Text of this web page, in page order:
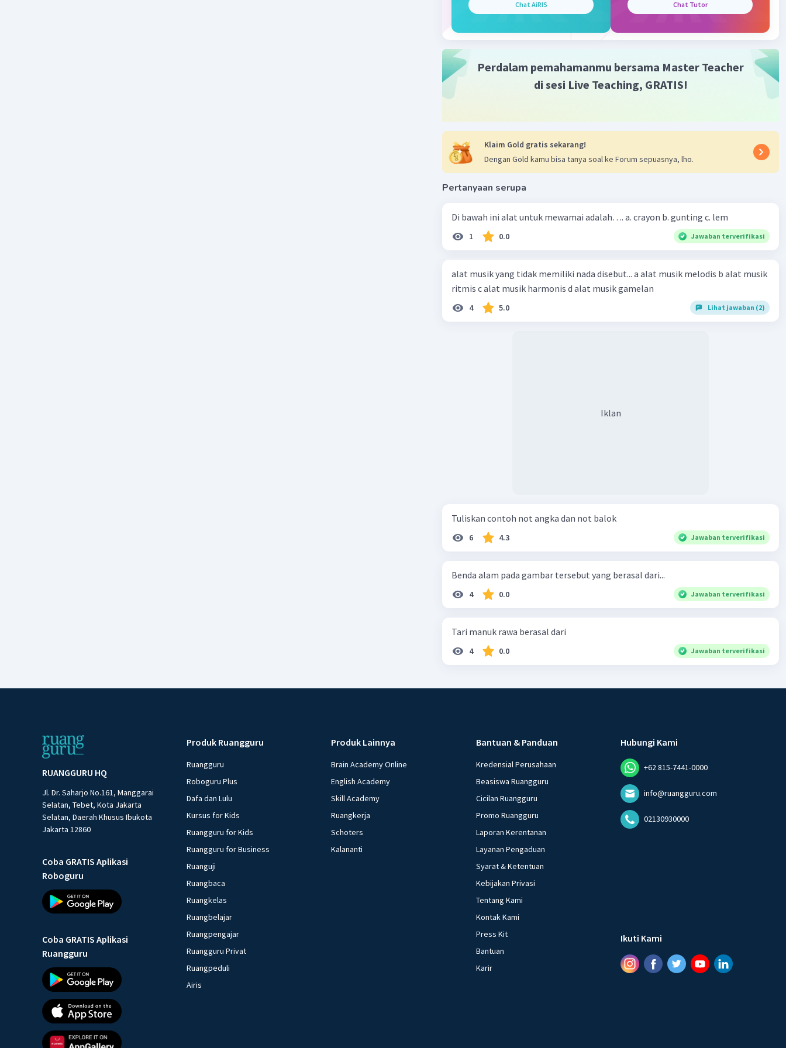
motorik halus, pemahaman konsep visual, dan imajinasi. Banyak
orang menikmati menggambar sebagai hobi, dan ada banyak bentuk
Beri Rating· 0.0(0) Balas
Nanda R Community Level 89
menggunakan banyak pilihan teknik dan alat.
Chat AiRIS Chat Tutor
Perdalam pemahamanmu bersama Master Teacher
di sesi Live Teaching, GRATIS!
Klaim Gold gratis sekarang!
Dengan Gold kamu bisa tanya soal ke Forum sepuasnya, lho.
Pertanyaan serupa
Di bawah ini alat untuk mewamai adalah…. a. crayon b. gunting c. lem
1 0.0 Jawaban terverifikasi
alat musik yang tidak memiliki nada disebut... a alat musik melodis b alat musik
ritmis c alat musik harmonis d alat musik gamelan
4 5.0 Lihat jawaban (2)
Iklan
Tuliskan contoh not angka dan not balok​
6 4.3 Jawaban terverifikasi
Benda alam pada gambar tersebut yang berasal dari...
4 0.0 Jawaban terverifikasi
Tari manuk rawa berasal dari
4 0.0 Jawaban terverifikasi
RUANGGURU HQ
Jl. Dr. Saharjo No.161, Manggarai
Selatan, Tebet, Kota Jakarta
Selatan, Daerah Khusus Ibukota
Jakarta 12860
Coba GRATIS Aplikasi
Roboguru
Coba GRATIS Aplikasi
Ruangguru
Produk Ruangguru
Ruangguru
Roboguru Plus
Dafa dan Lulu
Kursus for Kids
Ruangguru for Kids
Ruangguru for Business
Ruanguji
Ruangbaca
Ruangkelas
Ruangbelajar
Ruangpengajar
Ruangguru Privat
Ruangpeduli
Airis
Produk Lainnya
Brain Academy Online
English Academy
Skill Academy
Ruangkerja
Schoters
Kalananti
Bantuan & Panduan
Kredensial Perusahaan
Beasiswa Ruangguru
Cicilan Ruangguru
Promo Ruangguru
Laporan Kerentanan
Layanan Pengaduan
Syarat & Ketentuan
Kebijakan Privasi
Tentang Kami
Kontak Kami
Press Kit
Bantuan
Karir
Hubungi Kami
+62 815-7441-0000
info@ruangguru.com
02130930000
Ikuti Kami